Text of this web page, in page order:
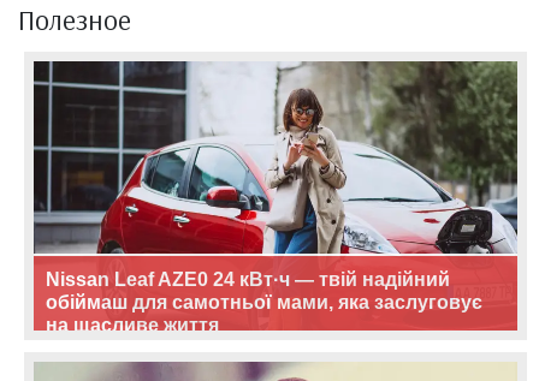
Полезное
Nissan Leaf AZE0 24 кВт·ч — твій надійний
обіймаш для самотньої мами, яка заслуговує
на щасливе життя